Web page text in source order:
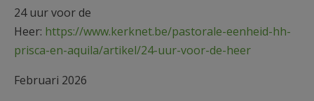
24 uur voor de
Heer: https://www.kerknet.be/pastorale-eenheid-hh-
prisca-en-aquila/artikel/24-uur-voor-de-heer
Februari 2026